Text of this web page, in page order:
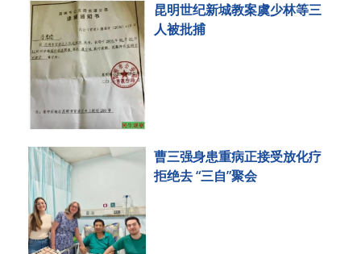
昆明世纪新城教案虞少林等三
人被批捕
曹三强身患重病正接受放化疗
拒绝去 “三自”聚会